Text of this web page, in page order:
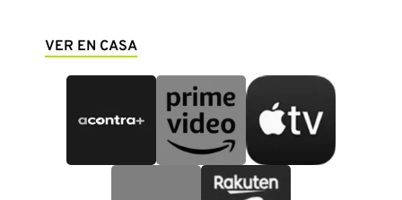
VER EN CASA